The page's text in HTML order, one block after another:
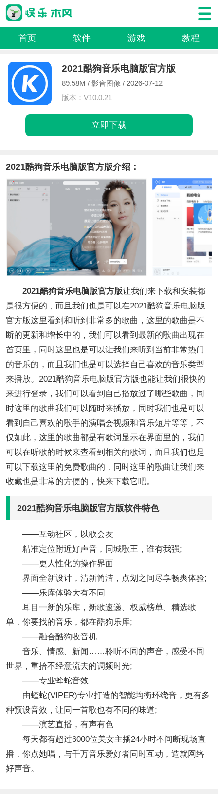
首页 软件 游戏 教程
2021酷狗音乐电脑版官方版
89.58M / 影音图像 / 2026-07-12
版本：V10.0.21
立即下载
2021酷狗音乐电脑版官方版介绍：
2021酷狗音乐电脑版官方版让我们来下载和安装都
是很方便的，而且我们也是可以在2021酷狗音乐电脑版
官方版这里看到和听到非常多的歌曲，这里的歌曲是不
断的更新和增长中的，我们可以看到最新的歌曲出现在
首页里，同时这里也是可以让我们来听到当前非常热门
的音乐的，而且我们也是可以选择自己喜欢的音乐类型
来播放。2021酷狗音乐电脑版官方版也能让我们很快的
来进行登录，我们可以看到自己播放过了哪些歌曲，同
时这里的歌曲我们可以随时来播放，同时我们也是可以
看到自己喜欢的歌手的演唱会视频和音乐短片等等，不
仅如此，这里的歌曲都是有歌词显示在界面里的，我们
可以在听歌的时候来查看到相关的歌词，而且我们也是
可以下载这里的免费歌曲的，同时这里的歌曲让我们来
收藏也是非常的方便的，快来下载它吧。
2021酷狗音乐电脑版官方版软件特色
——互动社区，以歌会友
精准定位附近好声音，同城歌王，谁有我强;
——更人性化的操作界面
界面全新设计，清新简洁，点划之间尽享畅爽体验;
——乐库体验大有不同
耳目一新的乐库，新歌速递、权威榜单、精选歌
单，你要找的音乐，都在酷狗乐库;
——融合酷狗收音机
音乐、情感、新闻……聆听不同的声音，感受不同
世界，重拾不经意流去的调频时光;
——专业蝰蛇音效
由蝰蛇(VIPER)专业打造的智能均衡环绕音，更有多
种预设音效，让同一首歌也有不同的味道;
——演艺直播，有声有色
每天都有超过6000位美女主播24小时不间断现场直
播，你点她唱，与千万音乐爱好者同时互动，造就网络
好声音。